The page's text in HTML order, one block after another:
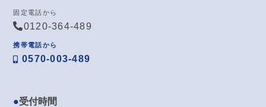
固定電話から
0120-364-489
携帯電話から
0570-003-489
受付時間